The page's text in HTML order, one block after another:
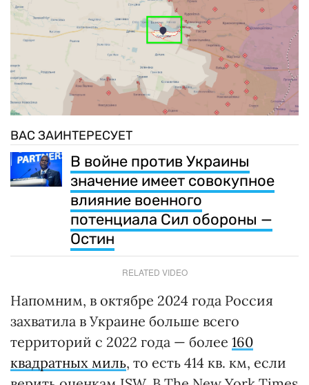
ВАС ЗАИНТЕРЕСУЕТ
В войне против Украины
значение имеет совокупное
влияние военного
потенциала Сил обороны —
Остин
RELATED VIDEO
Напомним, в октябре 2024 года Россия
захватила в Украине больше всего
территорий с 2022 года — более 160
квадратных миль, то есть 414 кв. км, если